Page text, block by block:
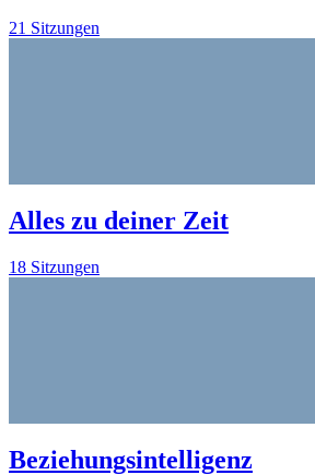
21 Sitzungen
Alles zu deiner Zeit
18 Sitzungen
Beziehungsintelligenz